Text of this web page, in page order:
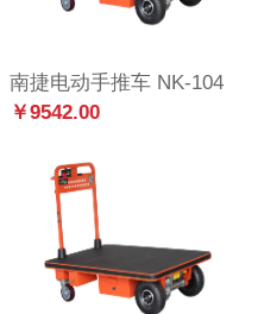
南捷电动手推车 NK-104
￥9542.00